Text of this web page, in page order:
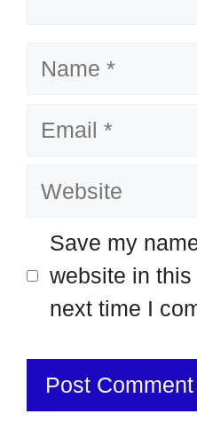
Name
Email
Website
Save my
website in
next time I